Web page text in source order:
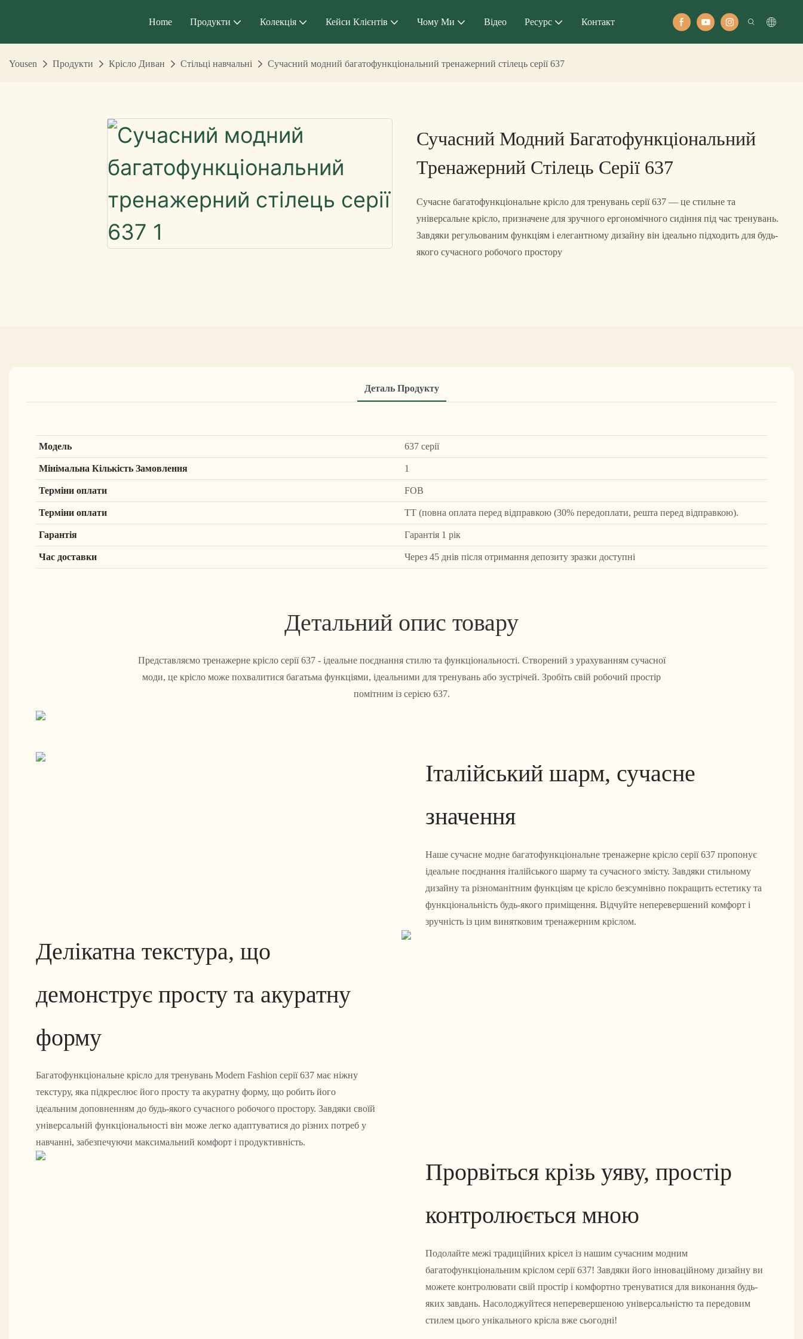
Home Продукти Колекція Кейси Клієнтів Чому Ми Відео Ресурс Контакт
Yousen Продукти Крісло Диван Стільці навчальні Сучасний модний багатофункціональний тренажерний стілець серії 637
Сучасний Модний Багатофункціональний
Тренажерний Стілець Серії 637
Сучасне багатофункціональне крісло для тренувань серії 637 — це стильне та
універсальне крісло, призначене для зручного ергономічного сидіння під час тренувань.
Завдяки регульованим функціям і елегантному дизайну він ідеально підходить для будь-
якого сучасного робочого простору
Деталь Продукту
Модель
637 серії
Мінімальна Кількість Замовлення
1
Терміни оплати
FOB
Терміни оплати
ТТ (повна оплата перед відправкою (30% передоплати, решта перед відправкою).
Гарантія
Гарантія 1 рік
Час доставки
Через 45 днів після отримання депозиту зразки доступні
Детальний опис товару
Представляємо тренажерне крісло серії 637 - ідеальне поєднання стилю та функціональності. Створений з урахуванням сучасної
моди, це крісло може похвалитися багатьма функціями, ідеальними для тренувань або зустрічей. Зробіть свій робочий простір
помітним із серією 637.
Італійський шарм, сучасне
значення
Наше сучасне модне багатофункціональне тренажерне крісло серії 637 пропонує
ідеальне поєднання італійського шарму та сучасного змісту. Завдяки стильному
дизайну та різноманітним функціям це крісло безсумнівно покращить естетику та
функціональність будь-якого приміщення. Відчуйте неперевершений комфорт і
зручність із цим винятковим тренажерним кріслом.
Делікатна текстура, що
демонструє просту та акуратну
форму
Багатофункціональне крісло для тренувань Modern Fashion серії 637 має ніжну
текстуру, яка підкреслює його просту та акуратну форму, що робить його
ідеальним доповненням до будь-якого сучасного робочого простору. Завдяки своїй
універсальній функціональності він може легко адаптуватися до різних потреб у
навчанні, забезпечуючи максимальний комфорт і продуктивність.
Прорвіться крізь уяву, простір
контролюється мною
Подолайте межі традиційних крісел із нашим сучасним модним
багатофункціональним кріслом серії 637! Завдяки його інноваційному дизайну ви
можете контролювати свій простір і комфортно тренуватися для виконання будь-
яких завдань. Насолоджуйтеся неперевершеною універсальністю та передовим
стилем цього унікального крісла вже сьогодні!